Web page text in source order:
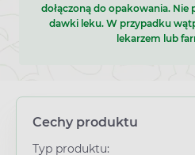
dołączoną do opakowania. Nie
dawki leku. W przypadku
lekarzem lub
Cechy produktu
Typ produktu: